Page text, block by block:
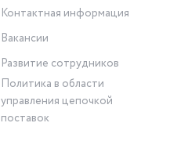
Контактная информация
Вакансии
Развитие сотрудников
Политика в области
управления цепочкой
поставок